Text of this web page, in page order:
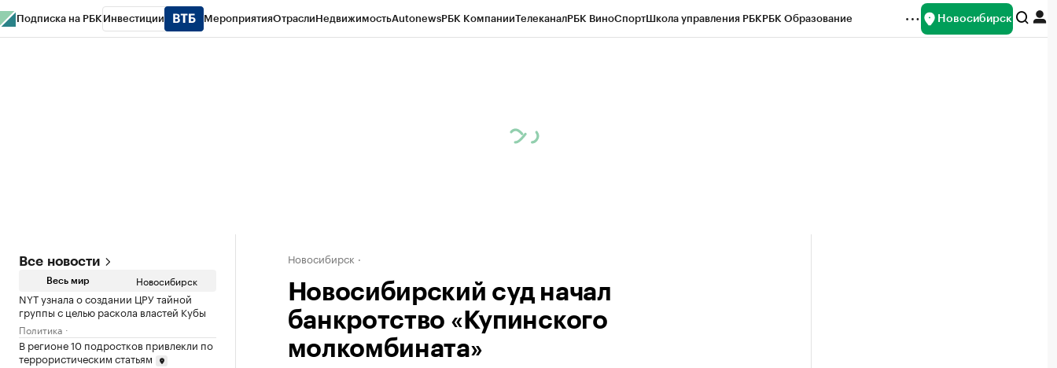
Подписка на РБК Инвестиции МероприятияОтраслиНедвижимостьAutonewsРБК КомпанииТелеканалРБК ВиноСпортШкола управления РБКРБК Образование Новосибирск
Все новости
Весь мир Новосибирск
NYT узнала о создании ЦРУ тайной
группы с целью раскола властей Кубы
Политика
В регионе 10 подростков привлекли по
террористическим статьям
Новосибирск
Новосибирский суд начал
банкротство «Купинского
молкомбината»